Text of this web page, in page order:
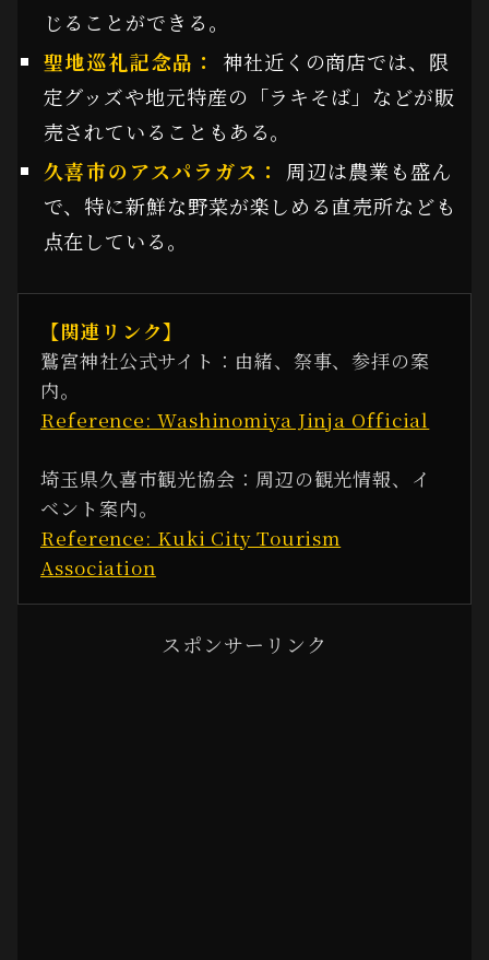
じることができる。
聖地巡礼記念品：
神社近くの商店では、限
定グッズや地元特産の「ラキそば」などが販
売されていることもある。
久喜市のアスパラガス：
周辺は農業も盛ん
で、特に新鮮な野菜が楽しめる直売所なども
点在している。
【関連リンク】
鷲宮神社公式サイト：由緒、祭事、参拝の案
内。
Reference: Washinomiya Jinja Official
埼玉県久喜市観光協会：周辺の観光情報、イ
ベント案内。
Reference: Kuki City Tourism
Association
スポンサーリンク